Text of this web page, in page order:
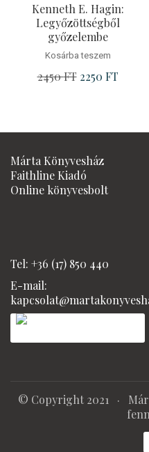
Kenneth E. Hagin:
Legyőzöttségből
győzelembe
Kosárba teszem
2450FT Original
2250 FTCurrent
Márta Könyvesház
Faithline Kiadó
Online könyvesbolt
Tel: +36 (17) 850 440
E-mail:
© Copyright 2021 ·